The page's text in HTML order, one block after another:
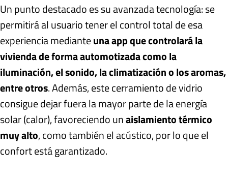
Un punto destacado es su avanzada tecnología: se
permitirá al usuario tener el control total de esa
experiencia medianteuna app que controlará la
vivienda de forma automotizada como la
iluminación, el sonido, la climatización o los aromas,
entre otros. Además, este cerramiento de vidrio
consigue dejar fuera la mayor parte de la energía
solar (calor), favoreciendo unaislamiento térmico
muy alto, como también el acústico, por lo que el
confort está garantizado.